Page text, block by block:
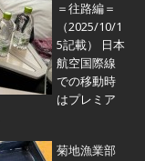
＝往路編＝
（2025/10/1
5記載） 日本
航空国際線
での移動時
はプレミア
菊地漁業部